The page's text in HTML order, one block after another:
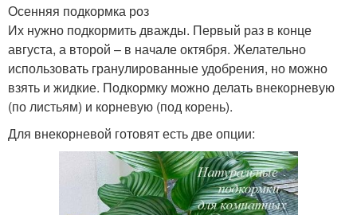
Осенняя подкормка роз
Их нужно подкормить дважды. Первый раз в конце
августа, а второй – в начале октября. Желательно
использовать гранулированные удобрения, но можно
взять и жидкие. Подкормку можно делать внекорневую
(по листьям) и корневую (под корень).
Для внекорневой готовят есть две опции: